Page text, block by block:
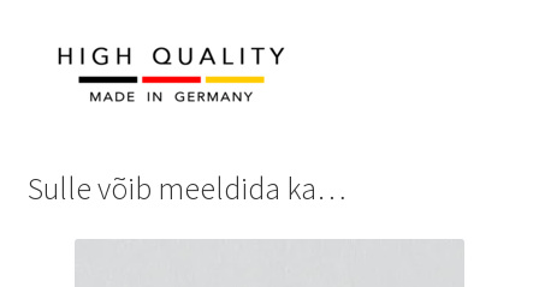
Sulle võib meeldida ka…